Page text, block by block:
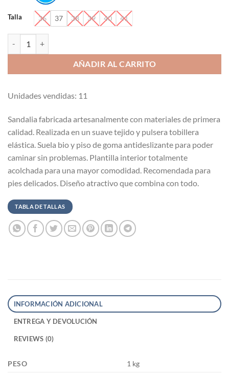
Talla 36 37 38 39 40 41
AÑADIR AL CARRITO
Unidades vendidas: 11
Sandalia fabricada artesanalmente con materiales de primera
calidad. Realizada en un suave tejido y pulsera tobillera
elástica. Suela bio y piso de goma antideslizante para poder
caminar sin problemas. Plantilla interior totalmente
acolchada para una mayor comodidad. Recomendada para
pies delicados. Diseño atractivo que combina con todo.
TABLA DE TALLAS
INFORMACIÓN ADICIONAL
ENTREGA Y DEVOLUCIÓN
REVIEWS (0)
PESO
1 kg